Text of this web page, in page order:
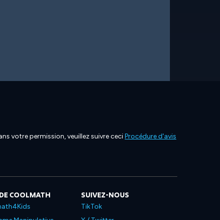
votre permission, veuillez suivre ceciProcédure d'avis
COOLMATH SUIVEZ-NOUS
TikTok